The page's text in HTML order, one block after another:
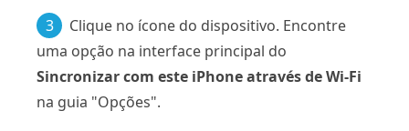
3
Clique no ícone do dispositivo. Encontre
uma opção na interface principal do
Sincronizar com este iPhone através de Wi-Fi
na guia "Opções".